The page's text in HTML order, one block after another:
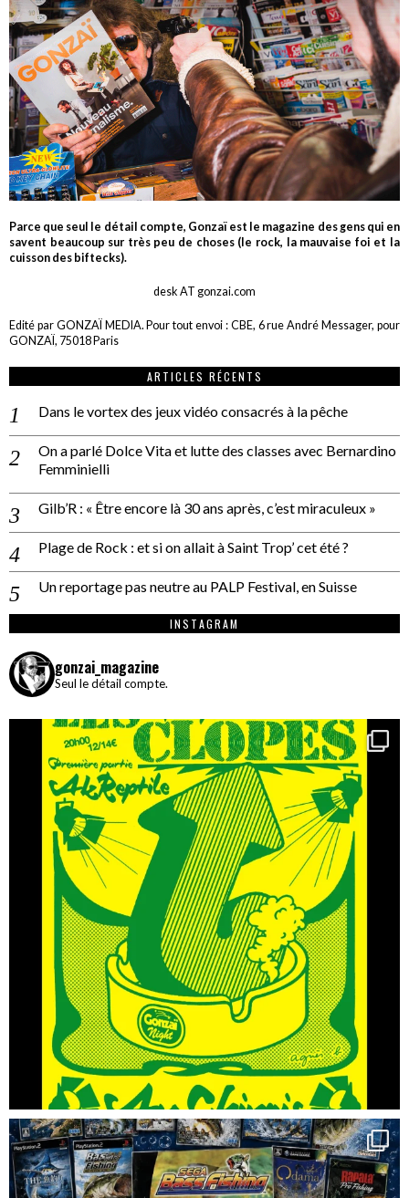
Parce que seul le détail compte, Gonzaï est le magazine des gens qui en
savent beaucoup sur très peu de choses (le rock, la mauvaise foi et la
cuisson des biftecks).
desk AT gonzai.com
Edité par GONZAÏ MEDIA. Pour tout envoi : CBE, 6 rue André Messager, pour
GONZAÏ, 75018 Paris
ARTICLES RÉCENTS
Dans le vortex des jeux vidéo consacrés à la pêche
On a parlé Dolce Vita et lutte des classes avec Bernardino
Femminielli
Gilb’R : « Être encore là 30 ans après, c’est miraculeux »
Plage de Rock : et si on allait à Saint Trop’ cet été ?
Un reportage pas neutre au PALP Festival, en Suisse
INSTAGRAM
gonzai_magazine
Seul le détail compte.